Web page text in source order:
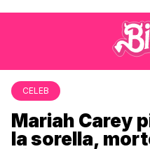
CELEB
Mariah Carey
la sorella,